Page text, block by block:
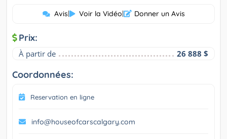
Avis| Voir la Vidéo| Donner un Avis
Prix:
À partir de 26 888 $
Coordonnées:
Reservation en ligne
info@houseofcarscalgary.com